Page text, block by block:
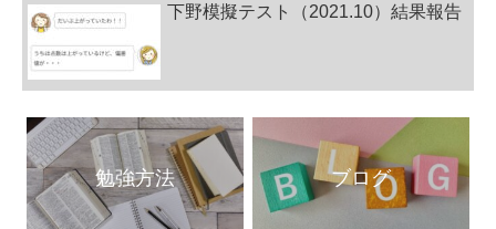
下野模擬テスト（2021.10）結果報告
勉強方法 ブログ